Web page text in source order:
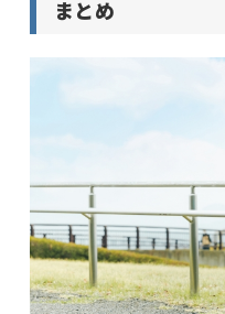
まとめ